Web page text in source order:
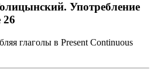
Употребление
26
глаголы в Present Continuous